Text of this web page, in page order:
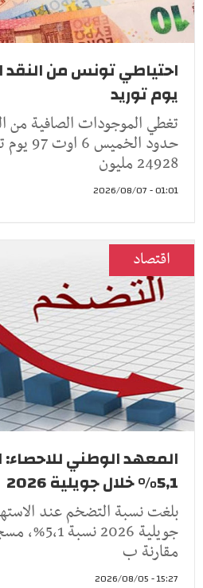
يوم توريد
تغطي الموجودات الصافية من
حدود
24928 مليون
01:01 - 2026/08/07
اقتصاد
المعهد الوطني للاحصاء:
5,1% خلال جويلية 2026
بلغت نسبة التضخم عند
جويلية 2026
مقارنة ب
15:27 - 2026/08/05